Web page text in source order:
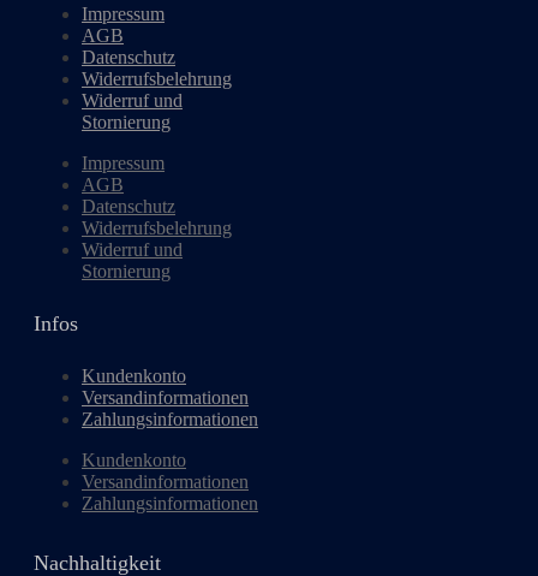
Impressum
AGB
Datenschutz
Widerrufsbelehrung
Widerruf und
Stornierung
Impressum
AGB
Datenschutz
Widerrufsbelehrung
Widerruf und
Stornierung
Infos
Kundenkonto
Versandinformationen
Zahlungsinformationen
Kundenkonto
Versandinformationen
Zahlungsinformationen
Nachhaltigkeit